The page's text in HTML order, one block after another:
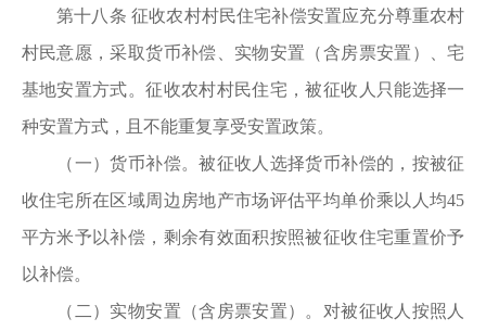
第十八条 征收农村村民住宅补偿安置应充分尊重农村
村民意愿，采取货币补偿、实物安置（含房票安置）、宅
基地安置方式。征收农村村民住宅，被征收人只能选择一
种安置方式，且不能重复享受安置政策。
（一）货币补偿。被征收人选择货币补偿的，按被征
收住宅所在区域周边房地产市场评估平均单价乘以人均45
平方米予以补偿，剩余有效面积按照被征收住宅重置价予
以补偿。
（二）实物安置（含房票安置）。对被征收人按照人